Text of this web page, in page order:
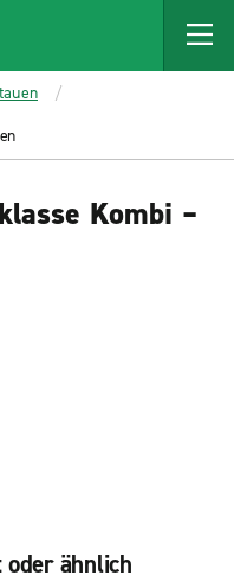
Kombi –
oder ähnlich